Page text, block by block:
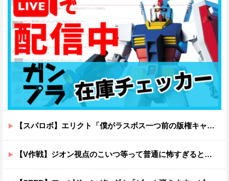
【スパロボ】エリクト「僕がラスボス一つ前の版権キャラ最後の敵ってちょっと荷が重すぎない？」
【V作戦】ジオン視点のこいつ等って普通に怖すぎると思う…